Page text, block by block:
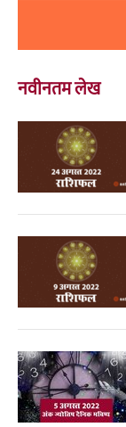
नवीनतम लेख